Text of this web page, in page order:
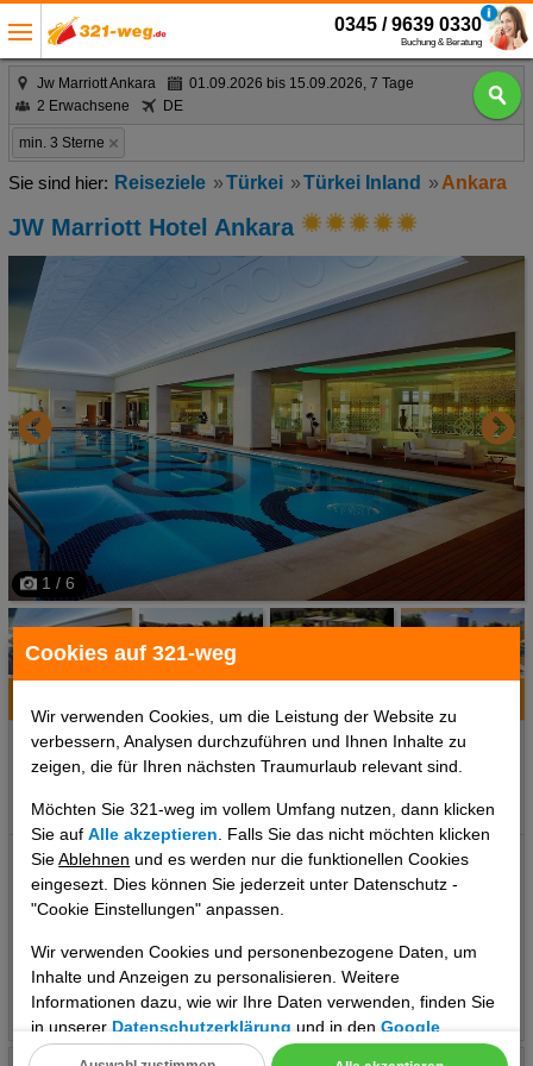
Cookies auf 321-weg
Wir verwenden Cookies, um die Leistung der Website zu
verbessern, Analysen durchzuführen und Ihnen Inhalte zu
zeigen, die für Ihren nächsten Traumurlaub relevant sind.
Möchten Sie 321-weg im vollem Umfang nutzen, dann klicken
Sie aufAlle akzeptieren . Falls Sie das nicht möchten klicken
SieAblehnen und es werden nur die funktionellen Cookies
eingesezt. Dies können Sie jederzeit unter Datenschutz -
"Cookie Einstellungen" anpassen.
Wir verwenden Cookies und personenbezogene Daten, um
Inhalte und Anzeigen zu personalisieren. Weitere
Informationen dazu, wie wir Ihre Daten verwenden, finden Sie
in unsererDatenschutzerklärung und in denGoogle
Datenschutz- und Nutzungsbedingungen
0345 / 9639 0330
Buchung & Beratung
Jw Marriott Ankara
01.09.2026 bis 15.09.2026, 7 Tage
2 Erwachsene
DE
min. 3 Sterne
Reiseziele Türkei Türkei Inland Ankara
JW Marriott Hotel Ankara
1 / 6
Ort:Ankara, Landesinnere, Türkei
Klima zum Reisezeitpunkt:
°C
°C °C
Lage: Ort Ankara Lage & Umgebung Das Hotel begrüßt die Gäste
in Ankara. Das bietet Ihre Unterkunft: Das Hotel bietet 413
Zimmer und verfügt über einen Aufzug. Das freundliche Personal
Serviceleistungen wie eine Gepäckaufbewahrung, ein Safe, eine
Wechselstube und ein Geldautomat tragen zu einem
komfortablen Aufenthalt bei. WLAN ist in den öffentlichen
Bereichen verfügbar. Hilfestellung bei der Buchung von Ausflügen
..weiterlesen